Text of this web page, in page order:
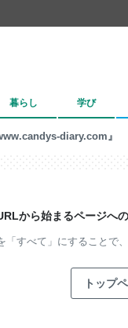
暮らし 学び
diary.com』
から始まるページへの
「すべて」にすることで、
トップ